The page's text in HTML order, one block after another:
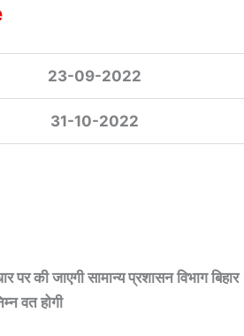
23-09-2022
31-10-2022
की जाएगी सामान्य प्रशासन विभाग बिहार
वत होगी